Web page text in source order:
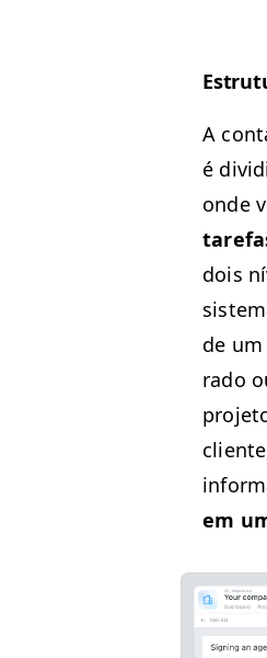
A
é
onde
dois
de
ra­do
em